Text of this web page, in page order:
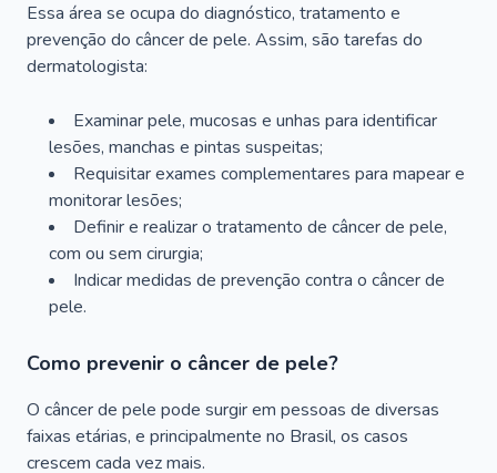
Essa área se ocupa do diagnóstico, tratamento e
prevenção do câncer de pele. Assim, são tarefas do
dermatologista:
Examinar pele, mucosas e unhas para identificar
lesões, manchas e pintas suspeitas;
Requisitar exames complementares para mapear e
monitorar lesões;
Definir e realizar o tratamento de câncer de pele,
com ou sem cirurgia;
Indicar medidas de prevenção contra o câncer de
pele.
Como prevenir o câncer de pele?
O câncer de pele pode surgir em pessoas de diversas
faixas etárias, e principalmente no Brasil, os casos
crescem cada vez mais.